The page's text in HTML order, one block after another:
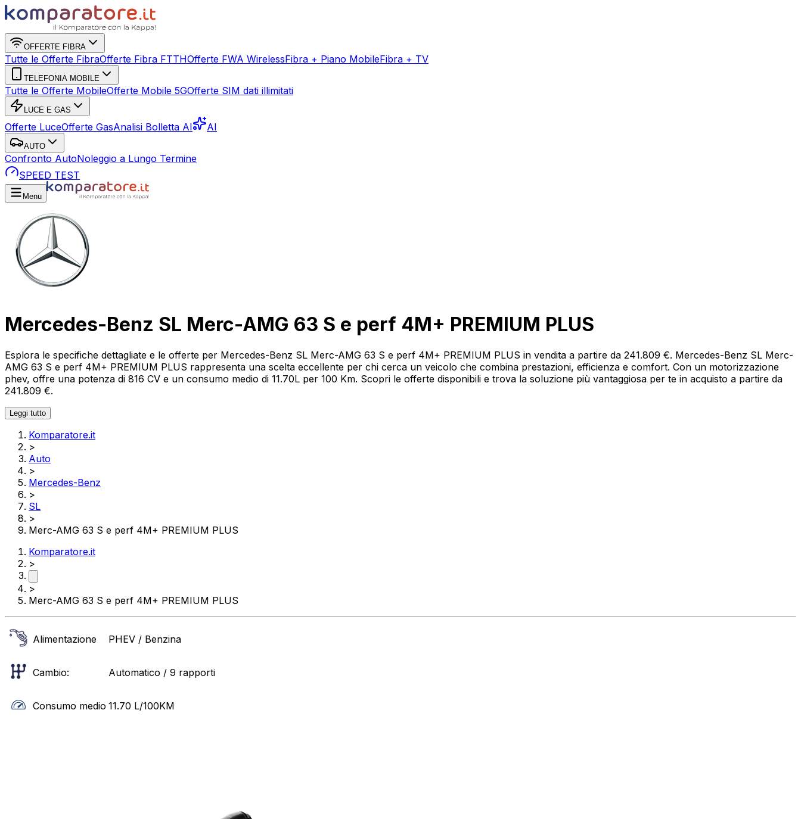
OFFERTE FIBRA
Tutte le Offerte FibraOfferte Fibra FTTHOfferte FWA WirelessFibra + Piano MobileFibra + TV
TELEFONIA MOBILE
Tutte le Offerte MobileOfferte Mobile 5GOfferte SIM dati illimitati
LUCE E GAS
Offerte LuceOfferte GasAnalisi Bolletta AI AI
AUTO
Confronto AutoNoleggio a Lungo Termine
SPEED TEST
Menu
Mercedes-Benz SL Merc-AMG 63 S e perf 4M+ PREMIUM PLUS
Esplora le specifiche dettagliate e le offerte per Mercedes-Benz SL Merc-AMG 63 S e perf 4M+ PREMIUM PLUS in vendita a partire da 241.809 €. Mercedes-Benz SL Merc-
AMG 63 S e perf 4M+ PREMIUM PLUS rappresenta una scelta eccellente per chi cerca un veicolo che combina prestazioni, efficienza e comfort. Con un motorizzazione
phev, offre una potenza di 816 CV e un consumo medio di 11.70L per 100 Km. Scopri le offerte disponibili e trova la soluzione più vantaggiosa per te in acquisto a partire da
241.809 €.
Leggi tutto
Komparatore.it
>
Auto
>
Mercedes-Benz
>
SL
>
Merc-AMG 63 S e perf 4M+ PREMIUM PLUS
Komparatore.it
>
>
Merc-AMG 63 S e perf 4M+ PREMIUM PLUS
Alimentazione PHEV / Benzina
Cambio: Automatico / 9 rapporti
Consumo medio 11.70 L/100KM